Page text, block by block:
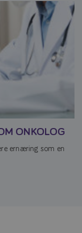
ONKOLOG
ernæring som en